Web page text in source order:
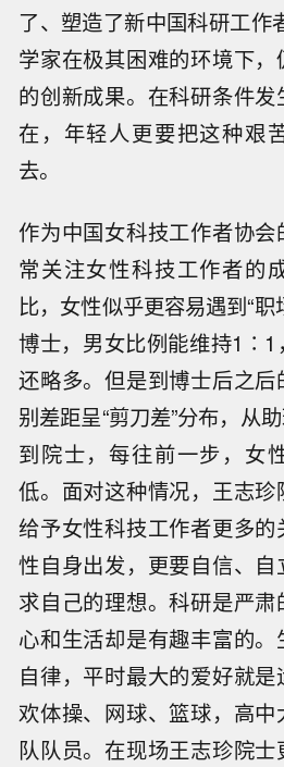
了、塑造了新中国科研工作
学家在极其困难的环境下
的创新成果。在科研条件
在，年轻人更要把这种艰
去。
作为中国女科技工作者协
常关注女性科技工作者的
比，女性似乎更容易遇到“
博士，男女比例能维持1∶1
还略多。但是到博士后之
别差距呈“剪刀差”分布，从
到院士，每往前一步，女
低。面对这种情况，王志
给予女性科技工作者更多
性自身出发，更要自信、
求自己的理想。科研是严
心和生活却是有趣丰富的
自律，平时最大的爱好就
欢体操、网球、篮球，高
队队员。在现场王志珍院